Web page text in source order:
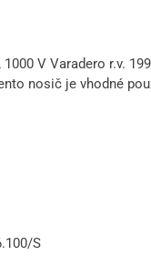
V Varadero r.v.
nosič je vhodné
S